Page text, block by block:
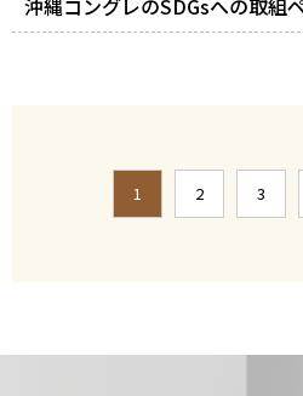
沖縄コングレのSDGsへの取組
1 2 3